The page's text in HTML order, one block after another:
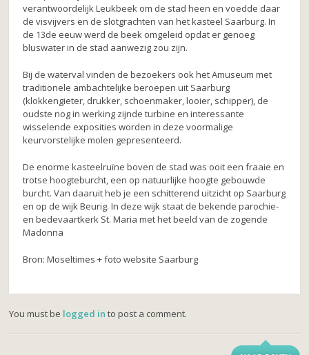
k
verantwoordelijk Leukbeek om de stad heen en voedde daar
de visvijvers en de slotgrachten van het kasteel Saarburg. In
de 13de eeuw werd de beek omgeleid opdat er genoeg
bluswater in de stad aanwezig zou zijn.
Bij de waterval vinden de bezoekers ook het Amuseum met
traditionele ambachtelijke beroepen uit Saarburg
(klokkengieter, drukker, schoenmaker, looier, schipper), de
oudste nog in werking zijnde turbine en interessante
wisselende exposities worden in deze voormalige
keurvorstelijke molen gepresenteerd.
De enorme kasteelruïne boven de stad was ooit een fraaie en
trotse hoogteburcht, een op natuurlijke hoogte gebouwde
burcht. Van daaruit heb je een schitterend uitzicht op Saarburg
en op de wijk Beurig. In deze wijk staat de bekende parochie-
en bedevaartkerk St. Maria met het beeld van de zogende
Madonna
Bron: Moseltimes + foto website Saarburg
You must be logged in to post a comment.